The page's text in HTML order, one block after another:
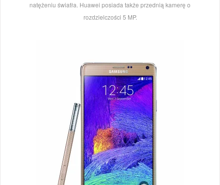
natężeniu światła. Huawei posiada także przednią kamerę o
rozdzielczości 5 MP.